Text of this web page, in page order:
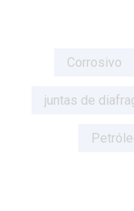
Corrosivo
juntas de